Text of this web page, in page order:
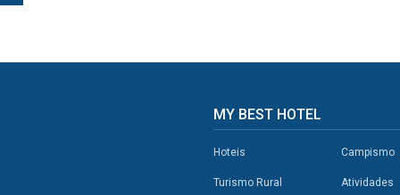
MY BEST HOTEL
Hoteis
Turismo Rural
Campismo
Atividades